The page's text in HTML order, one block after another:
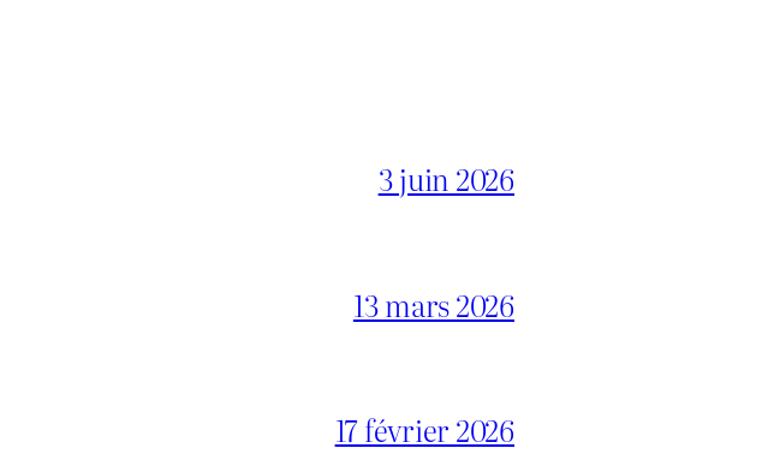
3 juin 2026
13 mars 2026
17 février 2026